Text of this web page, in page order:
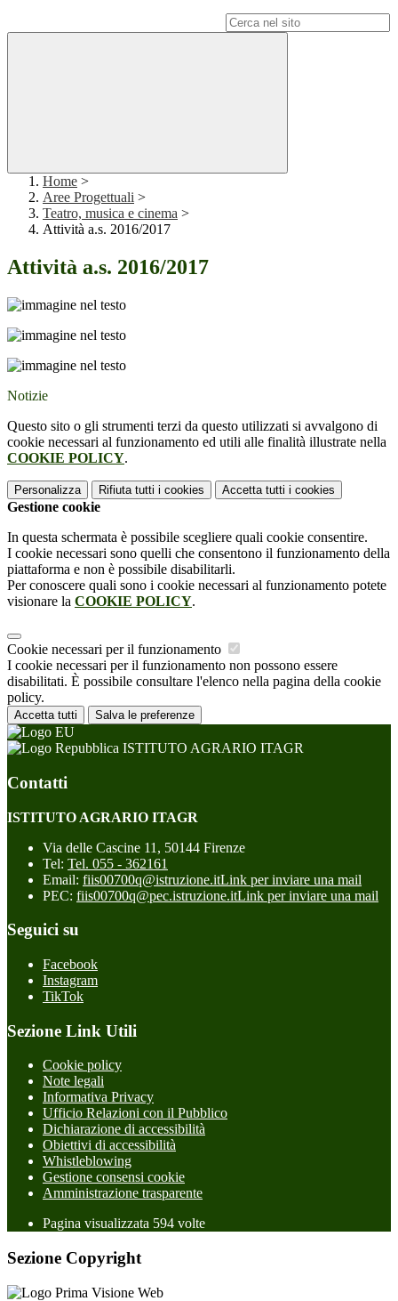
Home >
Aree Progettuali >
Teatro, musica e cinema >
Attività a.s. 2016/2017
Attività a.s. 2016/2017
Notizie
Questo sito o gli strumenti terzi da questo utilizzati si avvalgono di
cookie necessari al funzionamento ed utili alle finalità illustrate nella
COOKIE POLICY.
Personalizza Rifiuta tutti i cookies Accetta tutti i cookies
Gestione cookie
In questa schermata è possibile scegliere quali cookie consentire.
I cookie necessari sono quelli che consentono il funzionamento della
piattaforma e non è possibile disabilitarli.
Per conoscere quali sono i cookie necessari al funzionamento potete
visionare la COOKIE POLICY.
Cookie necessari per il funzionamento
I cookie necessari per il funzionamento non possono essere
disabilitati. È possibile consultare l'elenco nella pagina della cookie
policy.
Accetta tutti Salva le preferenze
ISTITUTO AGRARIO ITAGR
Contatti
ISTITUTO AGRARIO ITAGR
Via delle Cascine 11, 50144 Firenze
Tel: Tel. 055 - 362161
Email: fiis00700q@istruzione.itLink per inviare una mail
PEC: fiis00700q@pec.istruzione.itLink per inviare una mail
Seguici su
Facebook
Instagram
TikTok
Sezione Link Utili
Cookie policy
Note legali
Informativa Privacy
Ufficio Relazioni con il Pubblico
Dichiarazione di accessibilità
Obiettivi di accessibilità
Whistleblowing
Gestione consensi cookie
Amministrazione trasparente
Pagina visualizzata 594 volte
Sezione Copyright